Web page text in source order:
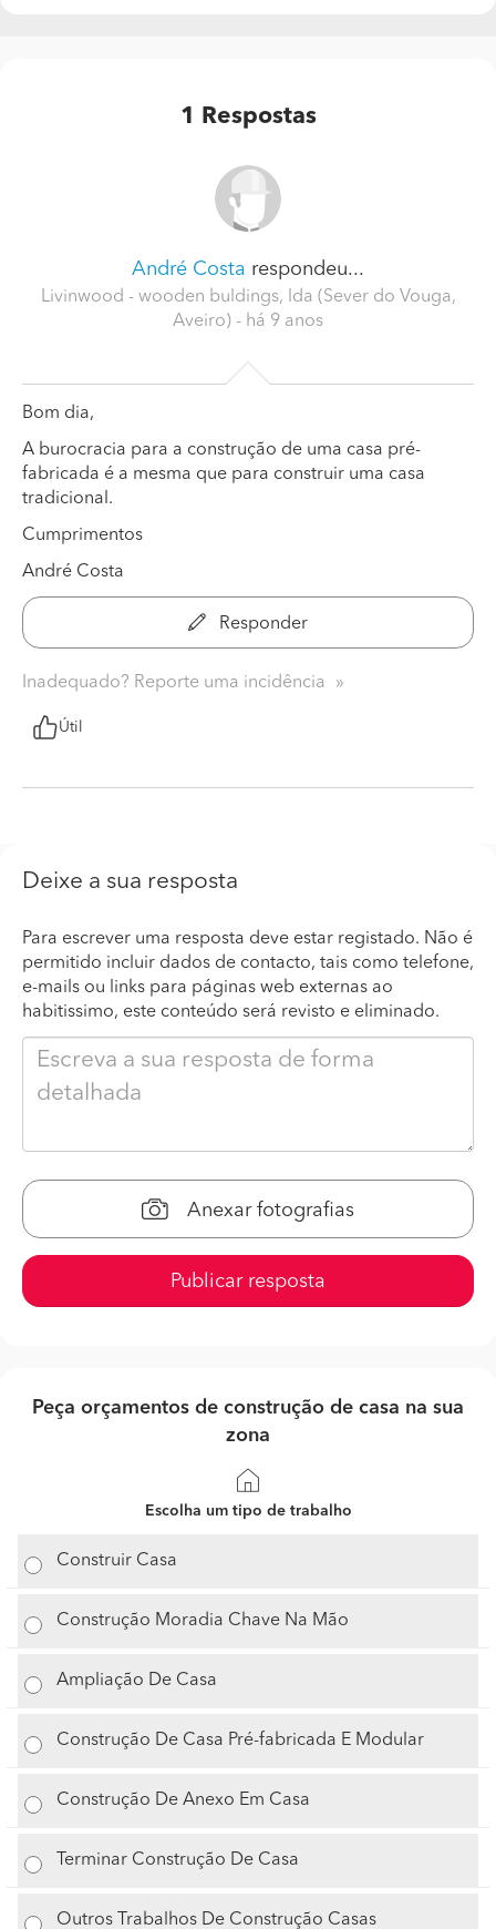
1 Respostas
André Costa respondeu...
Livinwood - wooden buldings, lda (Sever do Vouga,
Aveiro) - há 9 anos
Bom dia,
A burocracia para a construção de uma casa pré-
fabricada é a mesma que para construir uma casa
tradicional.
Cumprimentos
André Costa
Responder
Inadequado? Reporte uma incidência
Útil
Deixe a sua resposta
Para escrever uma resposta deve estar registado. Não é
permitido incluir dados de contacto, tais como telefone,
e-mails ou links para páginas web externas ao
habitissimo, este conteúdo será revisto e eliminado.
Anexar fotografias
Publicar resposta
Peça orçamentos de construção de casa na sua
zona
Escolha um tipo de trabalho
Construir Casa
Construção Moradia Chave Na Mão
Ampliação De Casa
Construção De Casa Pré-fabricada E Modular
Construção De Anexo Em Casa
Terminar Construção De Casa
Outros Trabalhos De Construção Casas